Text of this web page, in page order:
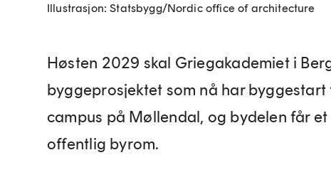
Illustrasjon: Statsbygg/Nordic office of architecture
Høsten 2029 skal Griegakademiet i
byggeprosjektet som nå har
campus på Møllendal, og bydelen får
offentlig byrom.